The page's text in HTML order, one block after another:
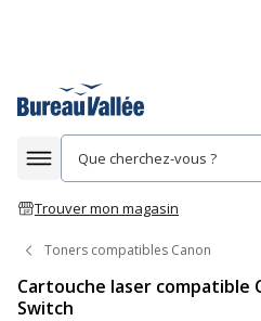
Afficher la navigation
Trouver mon magasin
Toners compatibles Canon
Cartouche laser compatible
Switch